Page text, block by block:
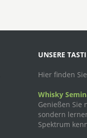
UNSERE
Hier finden
Whisky
Genießen Sie
sondern
Spektrum